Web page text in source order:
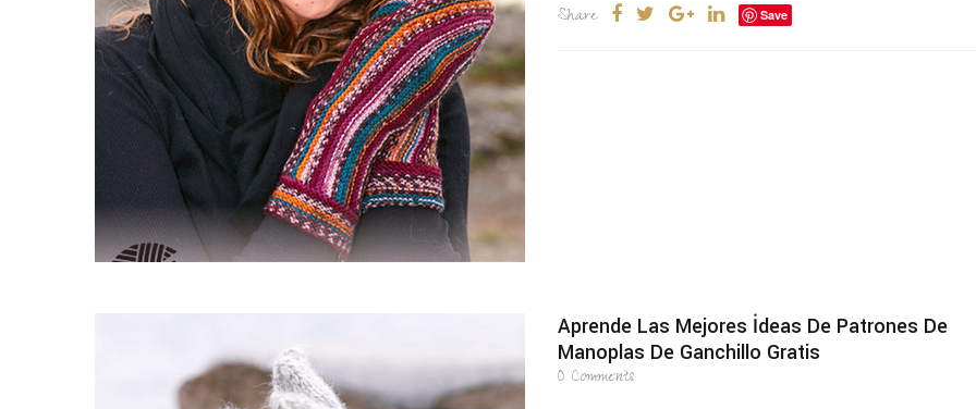
Share Save
Aprende Las Mejores İdeas De Patrones De
Manoplas De Ganchillo Gratis
0Comments